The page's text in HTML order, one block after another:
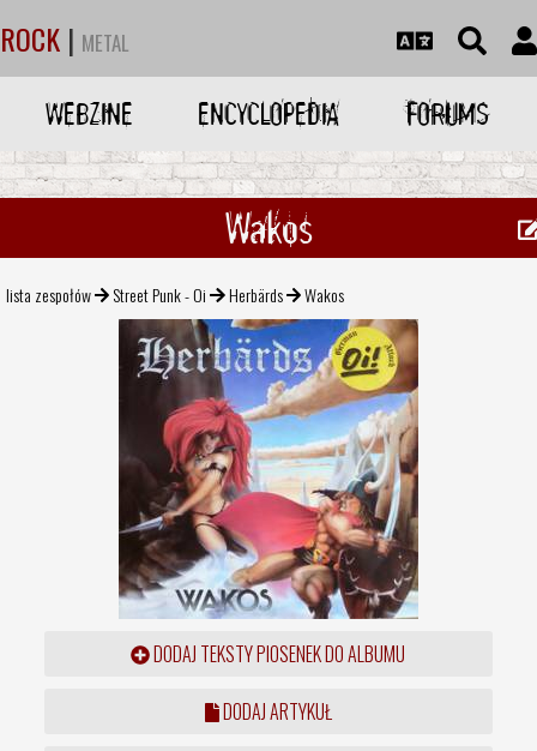
ROCK | METAL
WEBZINE ENCYCLOPEDIA FORUMS
Wakos
lista zespołów Street Punk - Oi Herbärds Wakos
DODAJ TEKSTY PIOSENEK DO ALBUMU
DODAJ ARTYKUŁ